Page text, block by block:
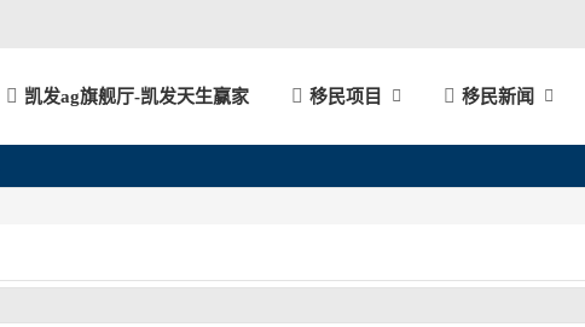
凯发ag旗舰厅-凯发天生赢家 移民项目 移民新闻